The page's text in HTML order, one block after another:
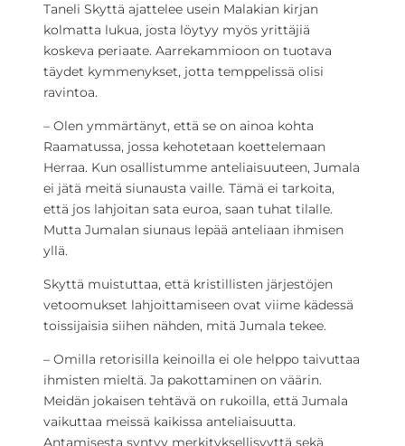
Taneli Skyttä ajattelee usein Malakian kirjan
kolmatta lukua, josta löytyy myös yrittäjiä
koskeva periaate. Aarrekammioon on tuotava
täydet kymmenykset, jotta temppelissä olisi
ravintoa.
– Olen ymmärtänyt, että se on ainoa kohta
Raamatussa, jossa kehotetaan koettelemaan
Herraa. Kun osallistumme anteliaisuuteen, Jumala
ei jätä meitä siunausta vaille. Tämä ei tarkoita,
että jos lahjoitan sata euroa, saan tuhat tilalle.
Mutta Jumalan siunaus lepää anteliaan ihmisen
yllä.
Skyttä muistuttaa, että kristillisten järjestöjen
vetoomukset lahjoittamiseen ovat viime kädessä
toissijaisia siihen nähden, mitä Jumala tekee.
– Omilla retorisilla keinoilla ei ole helppo taivuttaa
ihmisten mieltä. Ja pakottaminen on väärin.
Meidän jokaisen tehtävä on rukoilla, että Jumala
vaikuttaa meissä kaikissa anteliaisuutta.
Antamisesta syntyy merkityksellisyyttä sekä